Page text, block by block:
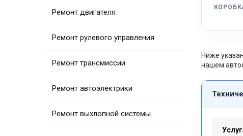
Ремонт двигателя
Ремонт рулевого управления
Ремонт трансмиссии
Ремонт автоэлектрики
Ремонт выхлопной системы
Ниже
нашем